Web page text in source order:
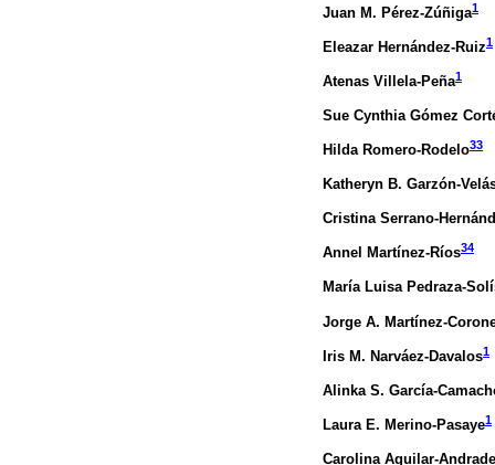
Juan M. Pérez-Zúñiga1
Eleazar Hernández-Ruiz1
Atenas Villela-Peña1
Sue Cynthia Gómez
Hilda Romero-Rodelo33
Katheryn B. Garzón-
Cristina Serrano-
Annel Martínez-Ríos34
María Luisa Pedraza-
Jorge A. Martínez-
Iris M. Narváez-Davalos1
Alinka S. García-
Laura E. Merino-Pasaye1
Carolina Aguilar-Andrade